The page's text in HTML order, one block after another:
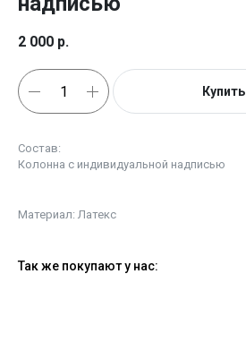
2 000 р.
Купить
Состав:
Колонна с индивидуальной надписью
Материал: Латекс
Так же покупают у нас: